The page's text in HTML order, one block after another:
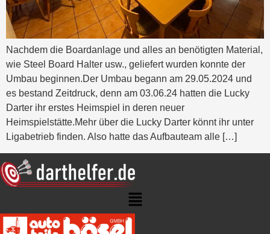
Nachdem die Boardanlage und alles an benötigten Material,
wie Steel Board Halter usw., geliefert wurden konnte der
Umbau beginnen.Der Umbau begann am 29.05.2024 und
es bestand Zeitdruck, denn am 03.06.24 hatten die Lucky
Darter ihr erstes Heimspiel in deren neuer
Heimspielstätte.Mehr über die Lucky Darter könnt ihr unter
Ligabetrieb finden. Also hatte das Aufbauteam alle […]